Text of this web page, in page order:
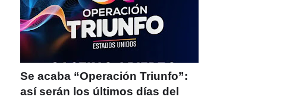
Se acaba “Operación Triunfo”:
así serán los últimos días del